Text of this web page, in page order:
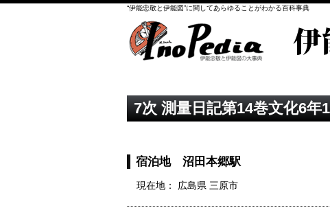
“伊能忠敬と伊能図”に関してあらゆることがわかる百科事典
7次 測量日記第14巻文化6
宿泊地 沼田本郷駅
現在地： 広島県 三原市